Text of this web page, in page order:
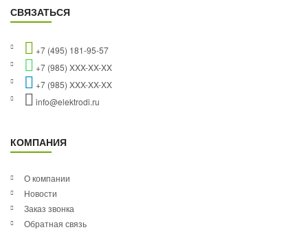
СВЯЗАТЬСЯ
+7 (495) 181-95-57
+7 (985) XXX-XX-XX
+7 (985) XXX-XX-XX
info@elektrodi.ru
КОМПАНИЯ
О компании
Новости
Заказ звонка
Обратная связь